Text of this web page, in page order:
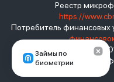
Займы по
биометрии
Реестр
https://
Потребитель финансовых
Место нахождения:
дом 3
взять займ - <a